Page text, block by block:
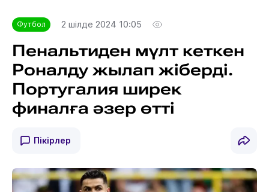
Футбол 2 шілде 2024 10:05
Пенальтиден мүлт кеткен
Роналду жылап жіберді.
Португалия ширек
финалға әзер өтті
Пікірлер